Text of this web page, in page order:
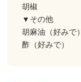
胡椒
▼その他
胡麻油（好みで）
酢（好みで）